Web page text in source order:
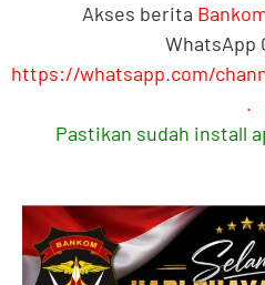
Akses berita
WhatsApp
https://whatsapp.com/
.
Pastikan sudah install